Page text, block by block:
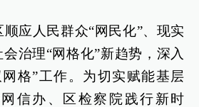
应人民群众“网民化”、现实
治理“网格化”新趋势，深入
格”工作。为切实赋能基层
信办、区检察院践行新时